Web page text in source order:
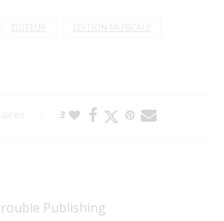
ÉDITEUR ÉDITION MUSICALE
3
Publishing